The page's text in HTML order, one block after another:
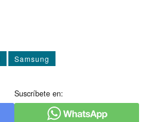
Samsung
Suscríbete en: